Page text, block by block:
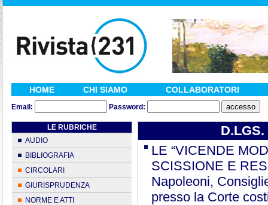
HOME CHI SIAMO COLLABORATORI
Email: Password:
LE RUBRICHE
AUDIO
BIBLIOGRAFIA
CIRCOLARI
GIURISPRUDENZA
NORME E ATTI
LE “VICENDE
SCISSIONE E
Napoleoni,
presso la Corte